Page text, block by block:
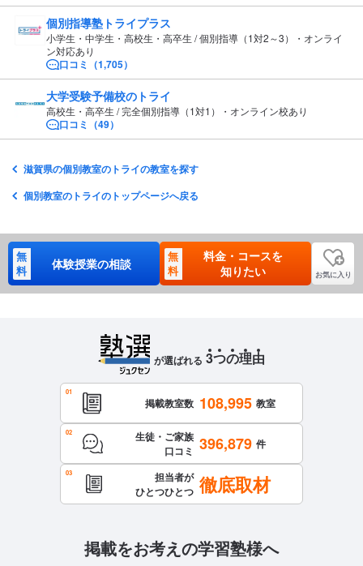
個別指導塾トライプラス
小学生・中学生・高校生・高卒生 / 個別指導（1対2～3）・オンライ
ン対応あり
口コミ（1,705）
大学受験予備校のトライ
高校生・高卒生 / 完全個別指導（1対1）・オンライン校あり
口コミ（49）
滋賀県の個別教室のトライの教室を探す
個別教室のトライのトップページへ戻る
無
料
体験授業の相談
無
料
料金・コースを
知りたい
お気に入り
が選ばれる 3つの理由
掲載教室数 108,995 教室
生徒・ご家族
口コミ 396,879 件
担当者が
ひとつひとつ 徹底取材
掲載をお考えの学習塾様へ